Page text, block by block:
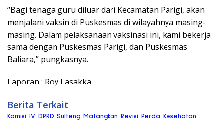
“Bagi tenaga guru diluar dari Kecamatan Parigi, akan
menjalani vaksin di Puskesmas di wilayahnya masing-
masing. Dalam pelaksanaan vaksinasi ini, kami bekerja
sama dengan Puskesmas Parigi, dan Puskesmas
Baliara,” pungkasnya.
Laporan : Roy Lasakka
Berita Terkait
Komisi IV DPRD Sulteng Matangkan Revisi Perda Kesehatan